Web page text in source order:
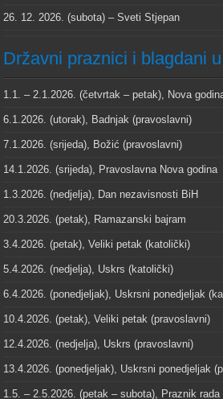
26. 12. 2026. (subota) – Sveti Stjepan
Državni praznici i blagdani
1.1. – 2.1.2026. (četvrtak – petak), Nova
6.1.2026. (utorak), Badnjak (pravoslavni)
7.1.2026. (srijeda), Božić (pravoslavni)
14.1.2026. (srijeda), Pravoslavna Nova godina
1.3.2026. (nedjelja), Dan nezavisnosti BiH
20.3.2026. (petak), Ramazanski bajram
3.4.2026. (petak), Veliki petak (katolički)
5.4.2026. (nedjelja), Uskrs (katolički)
6.4.2026. (ponedjeljak), Uskrsni ponedjeljak
10.4.2026. (petak), Veliki petak (pravoslavni)
12.4.2026. (nedjelja), Uskrs (pravoslavni)
13.4.2026. (ponedjeljak), Uskrsni ponedjeljak
1.5. – 2.5.2026. (petak – subota), Praznik rada